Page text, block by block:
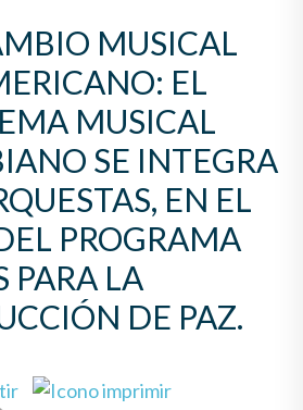
PROGRAMA
PARA LA
DE PAZ.
MUSICAL
EL
MUSICAL
SE INTEGRA
EN EL
PROGRAMA
PARA LA
DE PAZ.